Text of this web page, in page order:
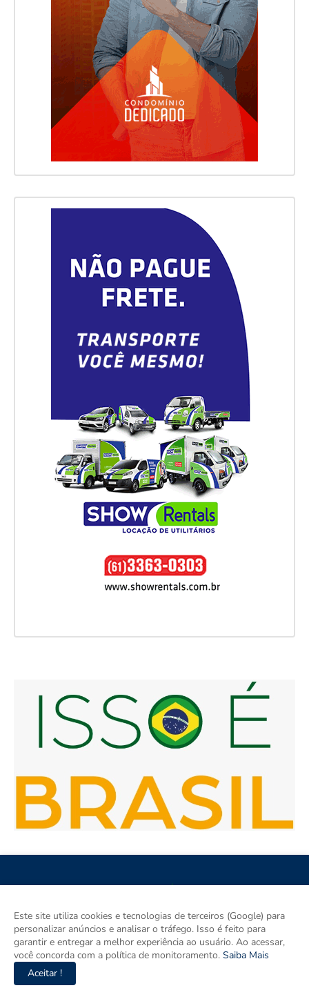
Isso é Brasil é seu site de notícias e um espaço para discutir as
Regiões do Brasil. Aqui tem informação de verdade com
imparcialidade. Os principais temas são política, cidades e
Este site utiliza cookies e tecnologias de terceiros (Google) para
personalizar anúncios e analisar o tráfego. Isso é feito para
garantir e entregar a melhor experiência ao usuário. Ao acessar,
você concorda com a política de monitoramento. Saiba Mais
Aceitar !